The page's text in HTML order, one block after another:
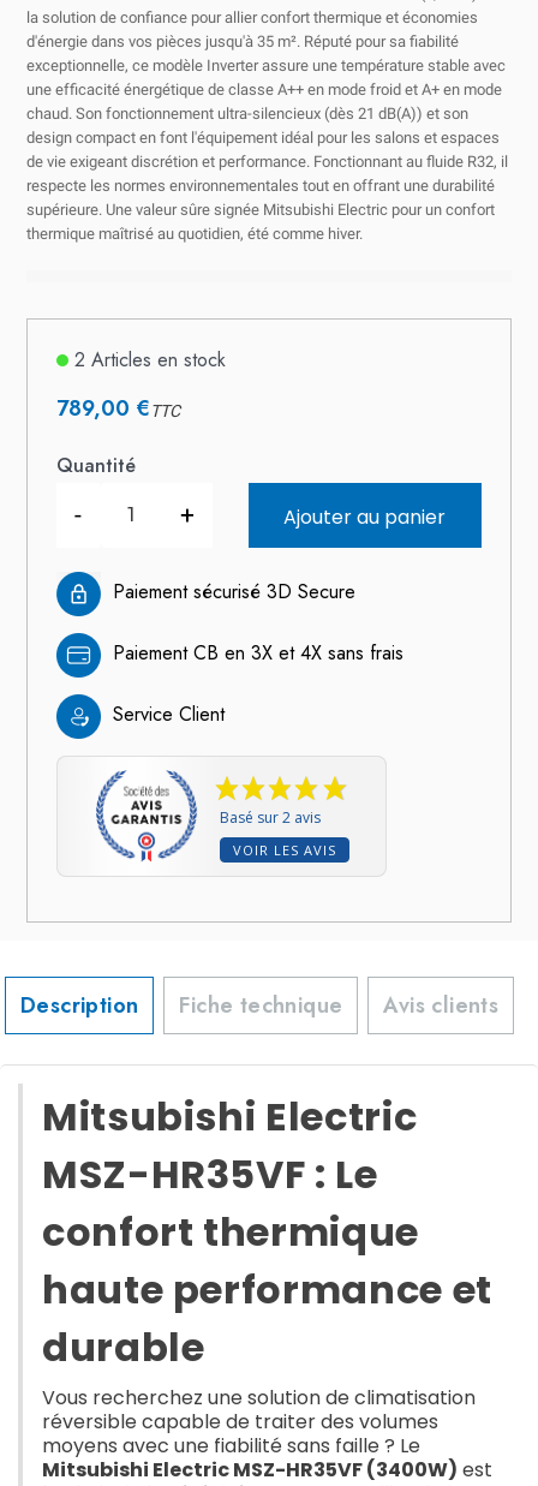
la solution de confiance pour allier confort thermique et économies
d'énergie dans vos pièces jusqu'à 35 m². Réputé pour sa fiabilité
exceptionnelle, ce modèle Inverter assure une température stable avec
une efficacité énergétique de classe A++ en mode froid et A+ en mode
chaud. Son fonctionnement ultra-silencieux (dès 21 dB(A)) et son
design compact en font l'équipement idéal pour les salons et espaces
de vie exigeant discrétion et performance. Fonctionnant au fluide R32, il
respecte les normes environnementales tout en offrant une durabilité
supérieure. Une valeur sûre signée Mitsubishi Electric pour un confort
thermique maîtrisé au quotidien, été comme hiver.
2 Articles en stock
789,00 €TTC
Quantité
- + Ajouter au panier
Paiement sécurisé 3D Secure
Paiement CB en 3X et 4X sans frais
Service Client
Basé sur 2 avis
VOIR LES AVIS
Description Fiche technique Avis clients
Mitsubishi Electric
MSZ-HR35VF : Le
confort thermique
haute performance et
durable
Vous recherchez une solution de climatisation
réversible capable de traiter des volumes
moyens avec une fiabilité sans faille ? Le
Mitsubishi Electric MSZ-HR35VF (3400W) est